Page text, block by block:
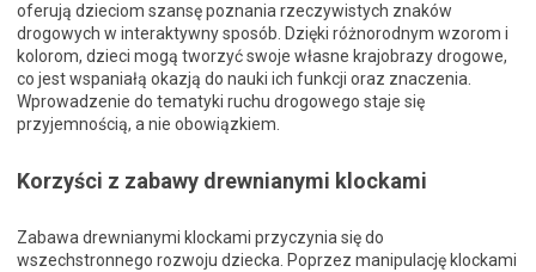
oferują dzieciom szansę poznania rzeczywistych znaków
drogowych w interaktywny sposób. Dzięki różnorodnym wzorom i
kolorom, dzieci mogą tworzyć swoje własne krajobrazy drogowe,
co jest wspaniałą okazją do nauki ich funkcji oraz znaczenia.
Wprowadzenie do tematyki ruchu drogowego staje się
przyjemnością, a nie obowiązkiem.
Korzyści z zabawy drewnianymi klockami
Zabawa drewnianymi klockami przyczynia się do
wszechstronnego rozwoju dziecka. Poprzez manipulację klockami